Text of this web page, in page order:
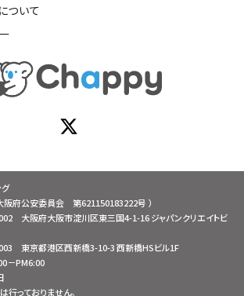
ついて
グ
府公安委員会 第621150183222号 ）
大阪府大阪市淀川区東三国4-1-16 ジャパンクリエイトビ
東京都港区西新橋3-10-3 西新橋HSビル1F
－PM6:00
行っておりません。